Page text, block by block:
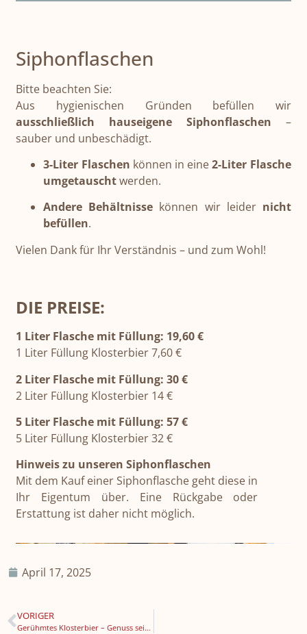
Siphonflaschen
Bitte beachten Sie:
Aus hygienischen Gründen befüllen wir
ausschließlich hauseigene Siphonflaschen –
sauber und unbeschädigt.
3-Liter Flaschen können in eine2-Liter Flasche
umgetauschtwerden.
Andere Behältnisse können wir leider nicht
befüllen.
Vielen Dank für Ihr Verständnis – und zum Wohl!
DIE PREISE:
1 Liter Flasche mit Füllung: 19,60 €
1 Liter Füllung Klosterbier 7,60 €
2 Liter Flasche mit Füllung: 30 €
2 Liter Füllung Klosterbier 14 €
5 Liter Flasche mit Füllung: 57 €
5 Liter Füllung Klosterbier 32 €
Hinweis zu unseren Siphonflaschen
Mit dem Kauf einer Siphonflasche geht diese in
Ihr Eigentum über. Eine Rückgabe oder
Erstattung ist daher nicht möglich.
April 17, 2025
VORIGER
Gerühmtes Klosterbier – Genuss seit 1731